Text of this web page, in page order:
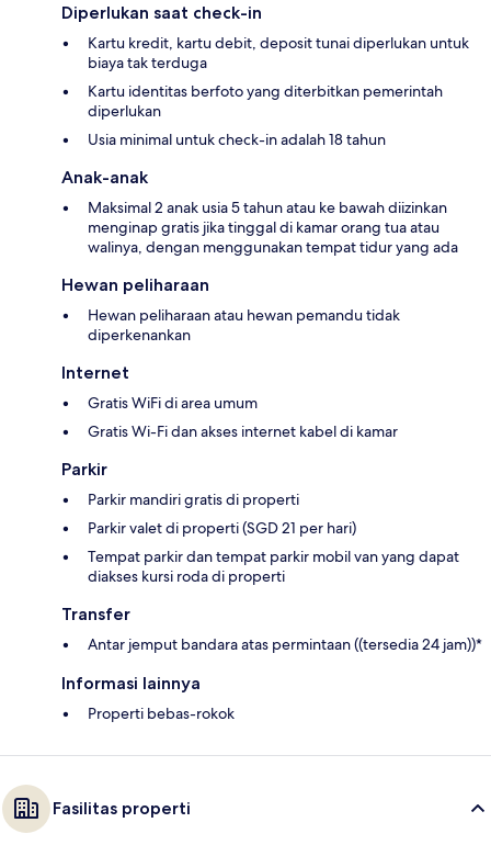
Diperlukan saat check-in
Kartu kredit, kartu debit, deposit tunai diperlukan untuk
biaya tak terduga
Kartu identitas berfoto yang diterbitkan pemerintah
diperlukan
Usia minimal untuk check-in adalah 18 tahun
Anak-anak
Maksimal 2 anak usia 5 tahun atau ke bawah diizinkan
menginap gratis jika tinggal di kamar orang tua atau
walinya, dengan menggunakan tempat tidur yang ada
Hewan peliharaan
Hewan peliharaan atau hewan pemandu tidak
diperkenankan
Internet
Gratis WiFi di area umum
Gratis Wi-Fi dan akses internet kabel di kamar
Parkir
Parkir mandiri gratis di properti
Parkir valet di properti (SGD 21 per hari)
Tempat parkir dan tempat parkir mobil van yang dapat
diakses kursi roda di properti
Transfer
Antar jemput bandara atas permintaan ((tersedia 24 jam))*
Informasi lainnya
Properti bebas-rokok
Fasilitas properti